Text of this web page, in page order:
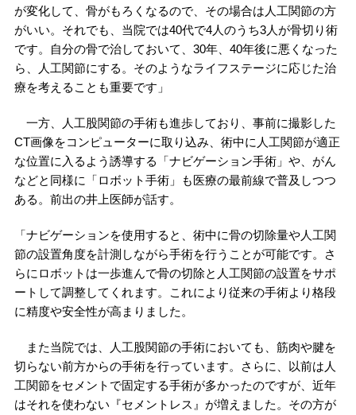
が変化して、骨がもろくなるので、その場合は人工関節の方
がいい。それでも、当院では40代で4人のうち3人が骨切り術
です。自分の骨で治しておいて、30年、40年後に悪くなった
ら、人工関節にする。そのようなライフステージに応じた治
療を考えることも重要です」
一方、人工股関節の手術も進歩しており、事前に撮影した
CT画像をコンピューターに取り込み、術中に人工関節が適正
な位置に入るよう誘導する「ナビゲーション手術」や、がん
などと同様に「ロボット手術」も医療の最前線で普及しつつ
ある。前出の井上医師が話す。
「ナビゲーションを使用すると、術中に骨の切除量や人工関
節の設置角度を計測しながら手術を行うことが可能です。さ
らにロボットは一歩進んで骨の切除と人工関節の設置をサポ
ートして調整してくれます。これにより従来の手術より格段
に精度や安全性が高まりました。
また当院では、人工股関節の手術においても、筋肉や腱を
切らない前方からの手術を行っています。さらに、以前は人
工関節をセメントで固定する手術が多かったのですが、近年
はそれを使わない『セメントレス』が増えました。その方が